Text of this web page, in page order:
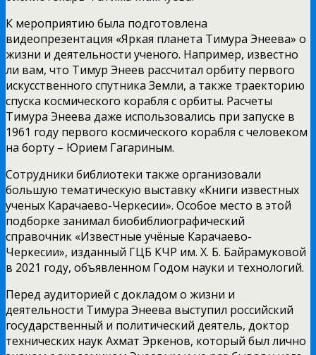
К мероприятию была подготовлена
видеопрезентация «Яркая планета Тимура Энеева» о
жизни и деятельности ученого. Например, известно
ли вам, что Тимур Энеев рассчитал орбиту первого
искусственного спутника Земли, а также траекторию
спуска космического корабля с орбиты. Расчеты
Тимура Энеева даже использовались при запуске в
1961 году первого космического корабля с человеком
на борту – Юрием Гагариным.
Сотрудники библиотеки также организовали
большую тематическую выставку «Книги известных
ученых Карачаево-Черкесии». Особое место в этой
подборке занимал биобиблиографический
справочник «Известные учёные Карачаево-
Черкесии», изданный ГЦБ КЧР им. Х. Б. Байрамуковой
в 2021 году, объявленном Годом науки и технологий.
Перед аудиторией с докладом о жизни и
деятельности Тимура Энеева выступил российский
государственный и политический деятель, доктор
технических наук Ахмат Эркенов, который был лично